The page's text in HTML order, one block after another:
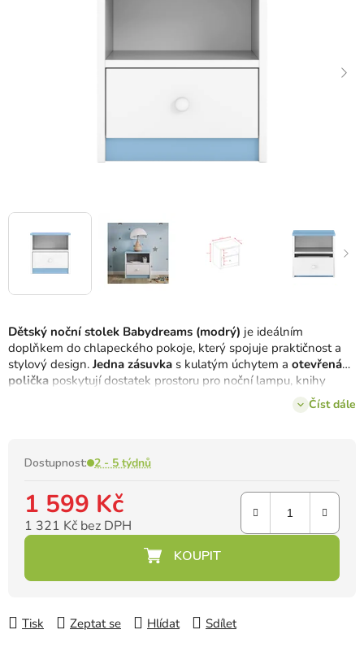
Dětský noční stolek Babydreams (modrý) je ideálním
doplňkem do chlapeckého pokoje, který spojuje praktičnost a
stylový design. Jedna zásuvka s kulatým úchytem a otevřená
polička poskytují dostatek prostoru pro noční lampu, knihy
dokonale ladí sČíst dále
Dostupnost: 2 - 5 týdnů
1 599 Kč
1 321 Kč bez DPH
Měrná cena:
Tisk Zeptat se Hlídat Sdílet